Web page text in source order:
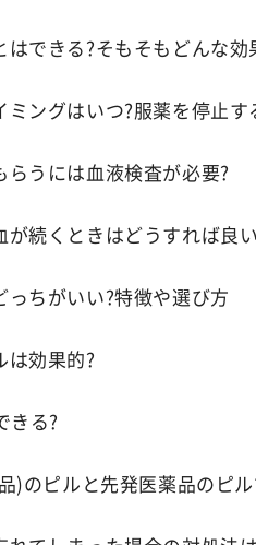
はできる?そもそもどんな効
ングはいつ?服薬を停止す
うには血液検査が必要?
が続くときはどうすれば良
ちがいい?特徴や選び方
は効果的?
きる?
)のピルと先発医薬品のピ